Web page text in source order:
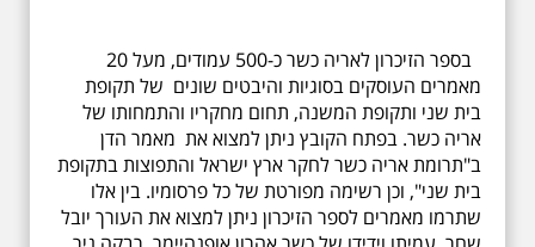
בספר הזיכרון לאריה כשר כ-500 עמודים, מעל 20
מאמרים העוסקים בסוגיות והיבטים שונים של תקופת
בית שני ותקופת המשנה, תחום מחקריו והתמחותו של
אריה כשר. בפתח הקובץ ניתן למצוא את מאמר הדן
ב"תרומת אריה כשר לחקר ארץ ישראל והתפוצות בתקופת
בית שני", וכן רשימה מפורטת של כל פרסומיו. בין אלו
שתרמו מאמרים לספר הזיכרון ניתן למצוא את העורך יובל